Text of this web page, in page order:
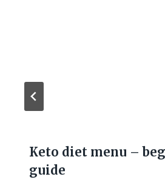
Keto diet menu –
guide